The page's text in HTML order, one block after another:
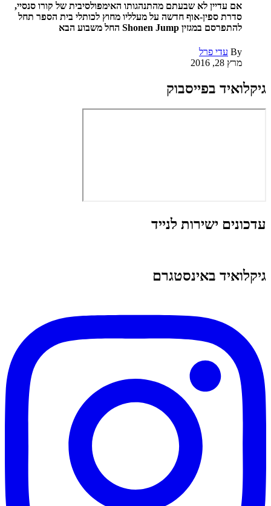
אם עדיין לא שבעתם מהתנהגותו האימפולסיבית של קורו סנסיי,
סדרת ספין-אוף חדשה על מעלליו מחוץ לכותלי בית הספר תחל
להתפרסם במגזין Shonen Jump החל משבוע הבא
By עדי פרל
מרץ 28, 2016
גיקלואיד בפייסבוק
עדכונים ישירות לנייד
גיקלואיד באינסטגרם